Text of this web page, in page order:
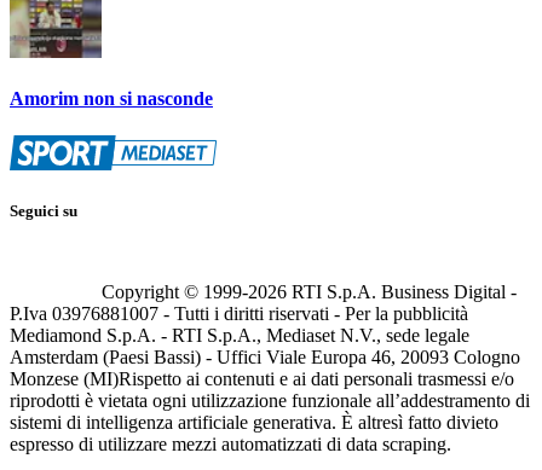
Amorim non si nasconde
Seguici su
Copyright © 1999-2026 RTI S.p.A. Business Digital -
P.Iva 03976881007 - Tutti i diritti riservati - Per la pubblicità
Mediamond S.p.A. - RTI S.p.A., Mediaset N.V., sede legale
Amsterdam (Paesi Bassi) - Uffici Viale Europa 46, 20093 Cologno
Monzese (MI)Rispetto ai contenuti e ai dati personali trasmessi e/o
riprodotti è vietata ogni utilizzazione funzionale all’addestramento di
sistemi di intelligenza artificiale generativa. È altresì fatto divieto
espresso di utilizzare mezzi automatizzati di data scraping.